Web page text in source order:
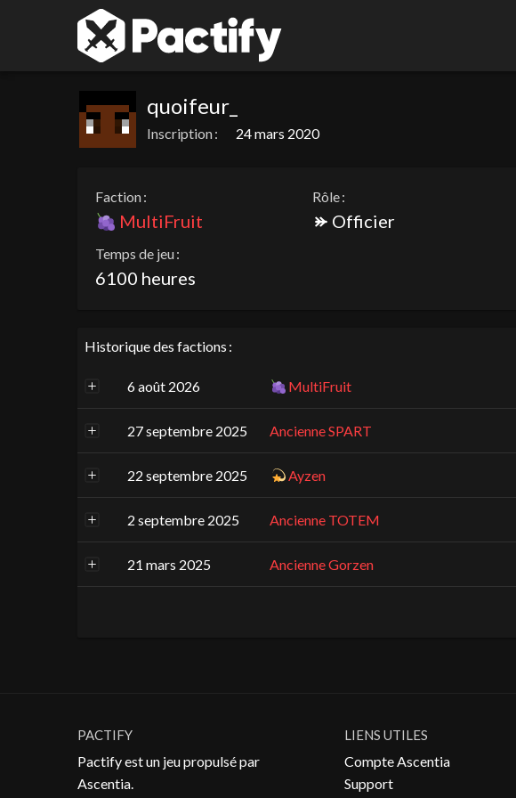
quoifeur_
Inscription : 24 mars 2020
Faction :
MultiFruit
Rôle :
Officier
Temps de jeu :
6100 heures
Historique des factions :
6 août 2026 MultiFruit
27 septembre 2025 Ancienne SPART
22 septembre 2025 Ayzen
2 septembre 2025 Ancienne TOTEM
21 mars 2025 Ancienne Gorzen
PACTIFY
Pactify est un jeu propulsé par
Ascentia.
LIENS UTILES
Compte Ascentia
Support